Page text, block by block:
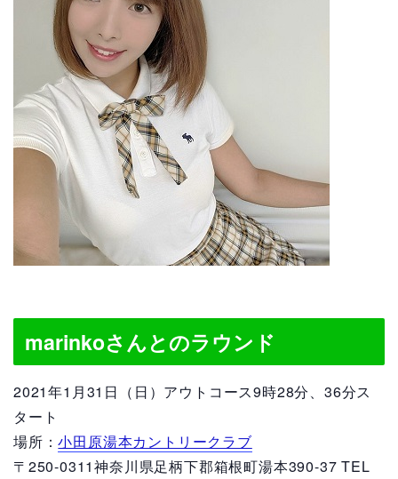
marinkoさんとのラウンド
2021年1月31日（日）アウトコース9時28分、36分ス
タート
場所：小田原湯本カントリークラブ
〒250-0311神奈川県足柄下郡箱根町湯本390-37 TEL